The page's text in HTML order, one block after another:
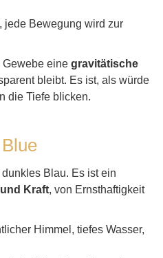
jede Bewegung wird zur
Gewebe eine gravitätische
bleibt. Es ist, als würde
die Tiefe blicken.
Blau. Es ist ein
Kraft, von Ernsthaftigkeit
Himmel, tiefes Wasser,